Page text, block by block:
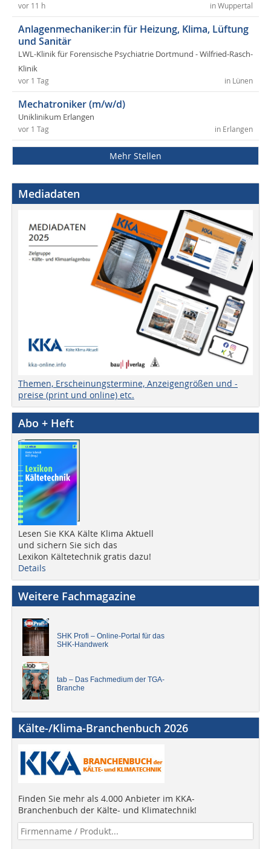
in Wuppertal
vor 11 h
Anlagenmechaniker:in für Heizung, Klima, Lüftung
und Sanitär
LWL-Klinik für Forensische Psychiatrie Dortmund - Wilfried-Rasch-
Klinik
in Lünen
vor 1 Tag
Mechatroniker (m/w/d)
Uniklinikum Erlangen
in Erlangen
vor 1 Tag
Mehr Stellen
Mediadaten
Themen, Erscheinungstermine, Anzeigengrößen und -
preise (print und online) etc.
Abo + Heft
Lesen Sie KKA Kälte Klima Aktuell
und sichern Sie sich das
Lexikon Kältetechnik gratis dazu!
Details
Weitere Fachmagazine
SHK Profi – Online-Portal für das
SHK-Handwerk
tab – Das Fachmedium der TGA-
Branche
Kälte-/Klima-Branchenbuch 2026
Finden Sie mehr als 4.000 Anbieter im KKA-
Branchenbuch der Kälte- und Klimatechnik!